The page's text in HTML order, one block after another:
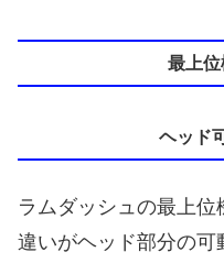
最上
ヘッド
ラムダッシュの最上
違いがヘッド部分の可